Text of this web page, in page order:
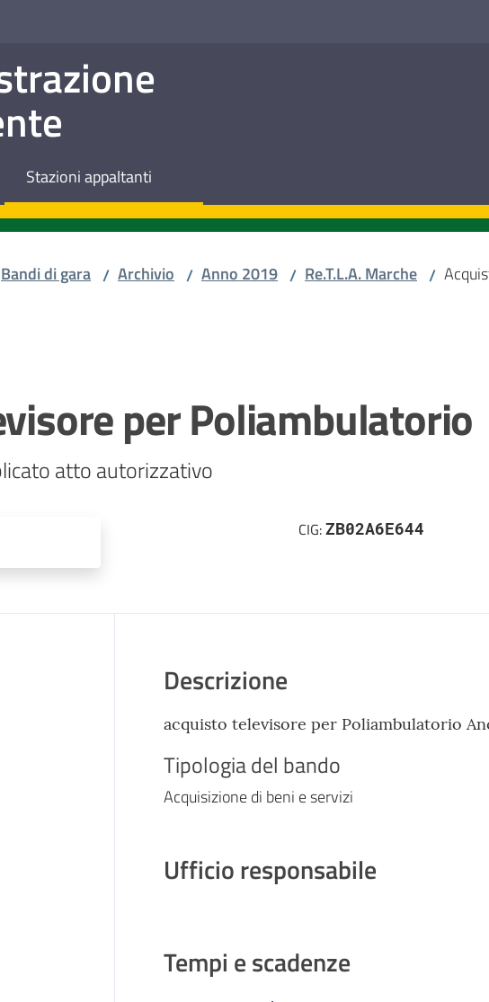
Stazioni appaltanti
Bandi di gara / Archivio / Anno 2019 / Re.T.L.A. Marche /
per Poliambulatorio
atto autorizzativo
CIG:ZB02A6E644
Descrizione
acquisto televisore per Poliambulatorio
Tipologia del bando
Acquisizione di beni e servizi
Ufficio responsabile
Tempi e scadenze